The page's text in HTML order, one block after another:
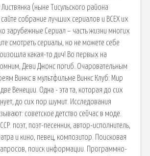
(ныне Тисульского района
собрание лучших сериалов и ВСЕХ их
зарубежные Сериал – часть жизни многих
смотреть сериалы, но не можете себе
какая-то дич! Во первых на
Деви Джонс погиб. Очаровательным
Винкс в мультфильме Винкс Клуб: Мир
две Венеции. Одна - эта та, которая до сих
до сих пор шумит. Исследования
советское детство сейчас в моде.
поэт, поэт-песенник, автор-исполнитель,
и кино, певец, композитор. Поисковая
поиск информации. Программно-